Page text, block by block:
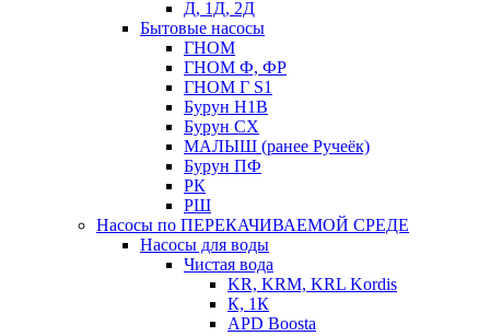
Д, 1Д, 2Д
Бытовые насосы
ГНОМ
ГНОМ Ф, ФР
ГНОМ Г S1
Бурун Н1В
Бурун СХ
МАЛЫШ (ранее Ручеёк)
Бурун ПФ
РК
РШ
Насосы по ПЕРЕКАЧИВАЕМОЙ СРЕДЕ
Насосы для воды
Чистая вода
KR, KRM, KRL Kordis
К, 1К
APD Boosta